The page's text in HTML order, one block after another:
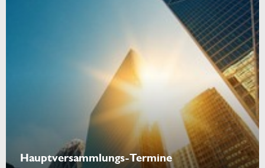
Hauptversammlungs-Termine